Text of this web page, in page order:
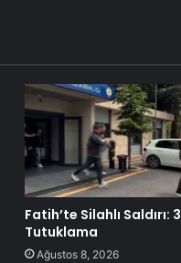
Fatih’te Silahlı Saldırı: 3
Tutuklama
Ağustos 8, 2026